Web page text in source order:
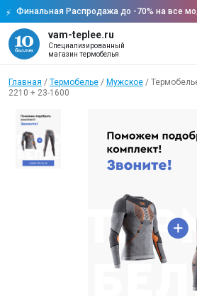
Финальная Распродажа до -70% на все
vam-teplee.ru
Специализированный
магазин термобелья
Главная / Термобелье / Мужское /
2210 + 23-1600